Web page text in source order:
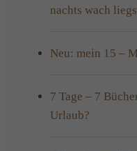
nachts wach
Neu: mein 15 –
7 Tage – 7
Urlaub?